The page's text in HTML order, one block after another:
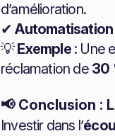
d’amélioration.
✔
💡Exemple: Une
réclamation de 30
📢 Conclusion :
Investir dans l’